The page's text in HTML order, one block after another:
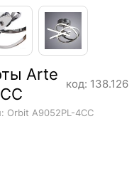
Arte
код: 138.126
Orbit A9052PL-4CC